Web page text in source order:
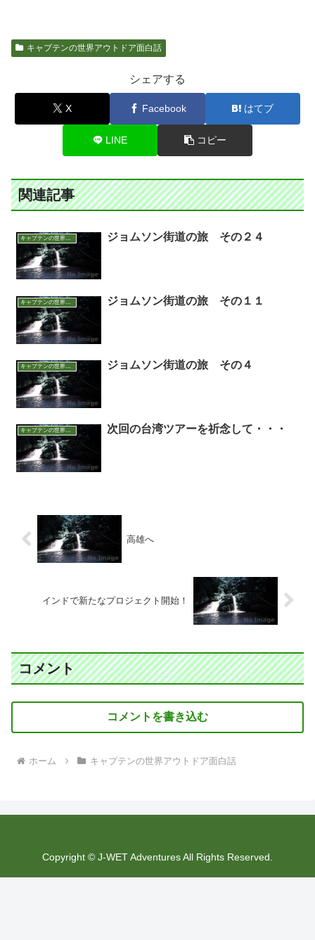
キャプテンの世界アウトドア面白話
シェアする
X Facebook はてブ
LINE コピー
関連記事
キャプテンの世界アウトドア面白話 ジョムソン街道の旅 その２４
キャプテンの世界アウトドア面白話 ジョムソン街道の旅 その１１
キャプテンの世界アウトドア面白話 ジョムソン街道の旅 その４
キャプテンの世界アウトドア面白話 次回の台湾ツアーを祈念して・・・
高雄へ
インドで新たなプロジェクト開始！
コメント
コメントを書き込む
ホーム キャプテンの世界アウトドア面白話
Copyright © J-WET Adventures All Rights Reserved.